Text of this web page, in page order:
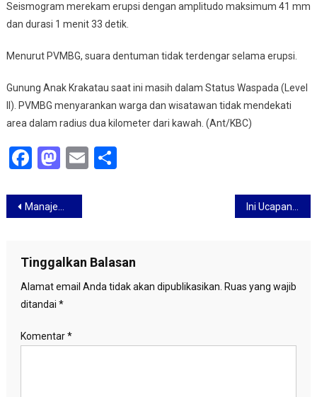
Seismogram merekam erupsi dengan amplitudo maksimum 41 mm
dan durasi 1 menit 33 detik.
Menurut PVMBG, suara dentuman tidak terdengar selama erupsi.
Gunung Anak Krakatau saat ini masih dalam Status Waspada (Level
II). PVMBG menyarankan warga dan wisatawan tidak mendekati
area dalam radius dua kilometer dari kawah. (Ant/KBC)
Facebook
Mastodon
EmailShare
Navigasi
Manajemen Persib Apresiasi Gelar Pertama Tim Putri Persib Bandung Ini Ucapan Selamat Tahun Baru 2020 di Berbagai Negara
Tinggalkan Balasan
Alamat email Anda tidak akan dipublikasikan. Ruas yang wajib
ditandai *
Komentar*